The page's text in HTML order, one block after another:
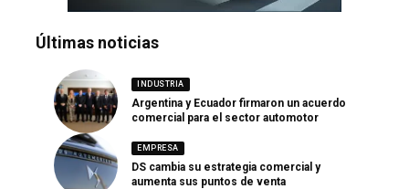
Últimas noticias
INDUSTRIA
Argentina y Ecuador firmaron un acuerdo
comercial para el sector automotor
EMPRESA
DS cambia su estrategia comercial y
aumenta sus puntos de venta